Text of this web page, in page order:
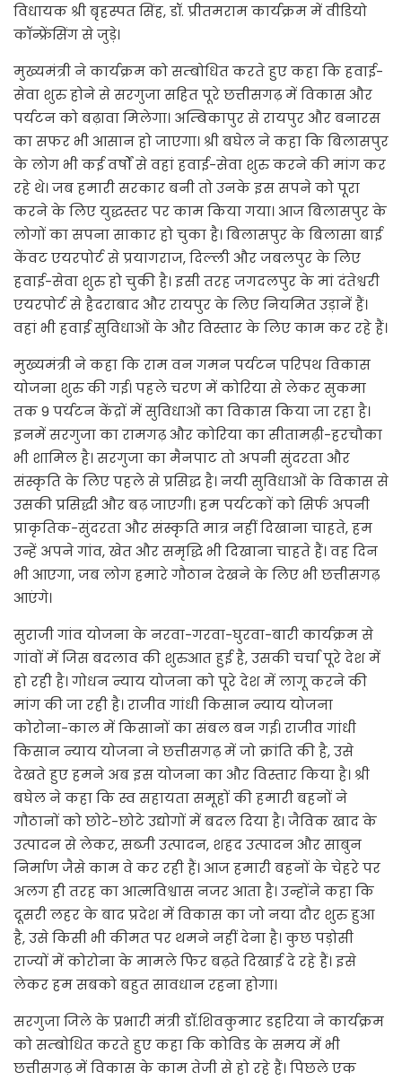
विधायक श्री बृहस्पत सिंह, डॉ. प्रीतमराम कार्यक्रम में वीडियो
कॉन्फ्रेंसिंग से जुड़े।
मुख्यमंत्री ने कार्यक्रम को सम्बोधित करते हुए कहा कि हवाई-
सेवा शुरु होने से सरगुजा सहित पूरे छत्तीसगढ़ में विकास और
पर्यटन को बढ़ावा मिलेगा। अम्बिकापुर से रायपुर और बनारस
का सफर भी आसान हो जाएगा। श्री बघेल ने कहा कि बिलासपुर
के लोग भी कई वर्षों से वहां हवाई-सेवा शुरु करने की मांग कर
रहे थे। जब हमारी सरकार बनी तो उनके इस सपने को पूरा
करने के लिए युद्धस्तर पर काम किया गया। आज बिलासपुर के
लोगों का सपना साकार हो चुका है। बिलासपुर के बिलासा बाई
केंवट एयरपोर्ट से प्रयागराज, दिल्ली और जबलपुर के लिए
हवाई-सेवा शुरु हो चुकी है। इसी तरह जगदलपुर के मां दंतेश्वरी
एयरपोर्ट से हैदराबाद और रायपुर के लिए नियमित उड़ानें हैं।
वहां भी हवाई सुविधाओं के और विस्तार के लिए काम कर रहे हैं।
मुख्यमंत्री ने कहा कि राम वन गमन पर्यटन परिपथ विकास
योजना शुरु की गई। पहले चरण में कोरिया से लेकर सुकमा
तक 9 पर्यटन केंद्रों में सुविधाओं का विकास किया जा रहा है।
इनमें सरगुजा का रामगढ़ और कोरिया का सीतामढ़ी-हरचौका
भी शामिल है। सरगुजा का मैनपाट तो अपनी सुंदरता और
संस्कृति के लिए पहले से प्रसिद्ध है। नयी सुविधाओं के विकास से
उसकी प्रसिद्धी और बढ़ जाएगी। हम पर्यटकों को सिर्फ अपनी
प्राकृतिक-सुंदरता और संस्कृति मात्र नहीं दिखाना चाहते, हम
उन्हें अपने गांव, खेत और समृद्धि भी दिखाना चाहते हैं। वह दिन
भी आएगा, जब लोग हमारे गौठान देखने के लिए भी छत्तीसगढ़
आएंगे।
सुराजी गांव योजना के नरवा-गरवा-घुरवा-बारी कार्यक्रम से
गांवों में जिस बदलाव की शुरुआत हुई है, उसकी चर्चा पूरे देश में
हो रही है। गोधन न्याय योजना को पूरे देश में लागू करने की
मांग की जा रही है। राजीव गांधी किसान न्याय योजना
कोरोना-काल में किसानों का संबल बन गई। राजीव गांधी
किसान न्याय योजना ने छत्तीसगढ़ में जो क्रांति की है, उसे
देखते हुए हमने अब इस योजना का और विस्तार किया है। श्री
बघेल ने कहा कि स्व सहायता समूहों की हमारी बहनों ने
गौठानों को छोटे-छोटे उद्योगों में बदल दिया है। जैविक खाद के
उत्पादन से लेकर, सब्जी उत्पादन, शहद उत्पादन और साबुन
निर्माण जैसे काम वे कर रही हैं। आज हमारी बहनों के चेहरे पर
अलग ही तरह का आत्मविश्वास नजर आता है। उन्होंने कहा कि
दूसरी लहर के बाद प्रदेश में विकास का जो नया दौर शुरु हुआ
है, उसे किसी भी कीमत पर थमने नहीं देना है। कुछ पड़ोसी
राज्यों में कोरोना के मामले फिर बढ़ते दिखाई दे रहे हैं। इसे
लेकर हम सबको बहुत सावधान रहना होगा।
सरगुजा जिले के प्रभारी मंत्री डॉ.शिवकुमार डहरिया ने कार्यक्रम
को सम्बोधित करते हुए कहा कि कोविड के समय में भी
छत्तीसगढ़ में विकास के काम तेजी से हो रहे हैं। पिछले एक